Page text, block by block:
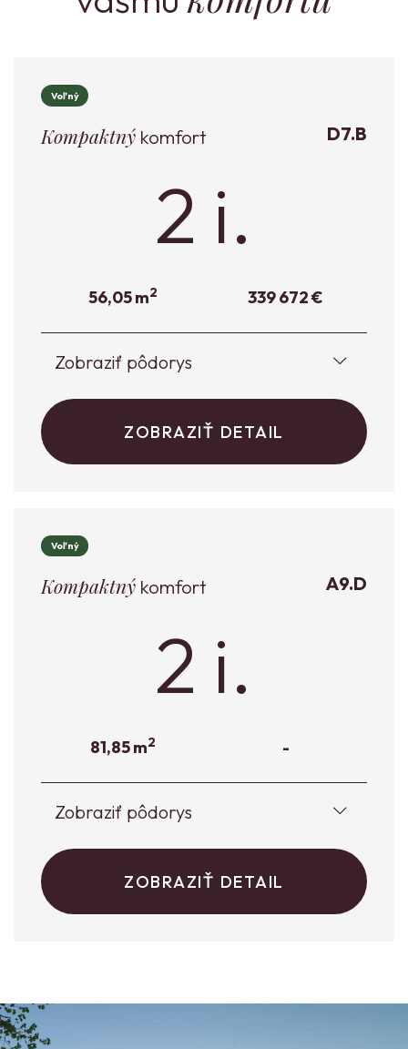
D7.B
Kompaktný komfort
Voľný
2 i.
56,05 m2 339 672 €
Zobraziť pôdorys
ZOBRAZIŤ DETAIL
A9.D
Kompaktný komfort
Voľný
2 i.
81,85 m2 -
Zobraziť pôdorys
ZOBRAZIŤ DETAIL